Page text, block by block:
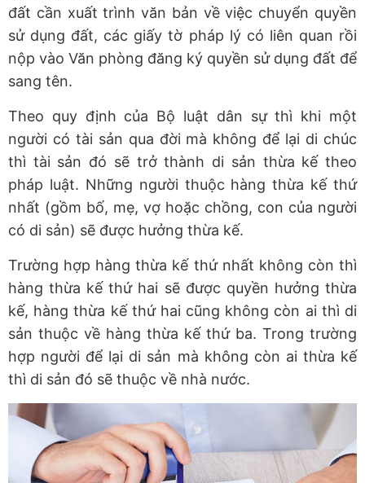
đất cần xuất trình văn bản về việc chuyển quyền
sử dụng đất, các giấy tờ pháp lý có liên quan rồi
nộp vào Văn phòng đăng ký quyền sử dụng đất để
sang tên.
Theo quy định của Bộ luật dân sự thì khi một
người có tài sản qua đời mà không để lại di chúc
thì tài sản đó sẽ trở thành di sản thừa kế theo
pháp luật. Những người thuộc hàng thừa kế thứ
nhất (gồm bố, mẹ, vợ hoặc chồng, con của người
có di sản) sẽ được hưởng thừa kế.
Trường hợp hàng thừa kế thứ nhất không còn thì
hàng thừa kế thứ hai sẽ được quyền hưởng thừa
kế, hàng thừa kế thứ hai cũng không còn ai thì di
sản thuộc về hàng thừa kế thứ ba. Trong trường
hợp người để lại di sản mà không còn ai thừa kế
thì di sản đó sẽ thuộc về nhà nước.